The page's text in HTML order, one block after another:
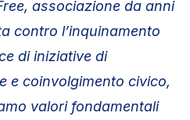
associazione da anni
contro l’inquinamento
di iniziative di
e coinvolgimento civico,
valori fondamentali